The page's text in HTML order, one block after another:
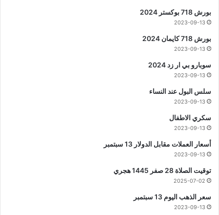
بورش 718 بوكستر 2024
2023-09-13
بورش 718 كايمان 2024
2023-09-13
سوبارو بي ار زد 2024
2023-09-13
سلس البول عند النساء
2023-09-13
سكري الاطفال
2023-09-13
أسعار العملات مقابل الدولار 13 سبتمبر
2023-09-13
توقيت الصلاة 28 صفر 1445 هجري
2025-07-02
سعر الذهب اليوم 13 سبتمبر
2023-09-13